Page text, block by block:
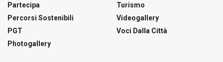
Partecipa
Percorsi Sostenibili
PGT
Photogallery
Turismo
Videogallery
Voci Dalla Città